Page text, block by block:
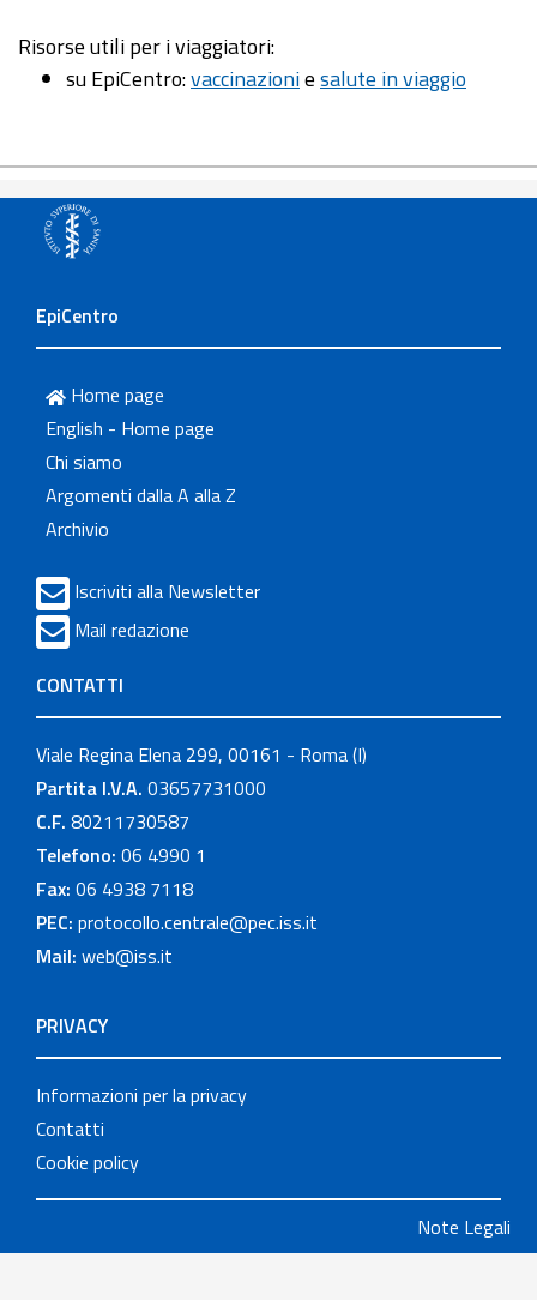
Risorse utili per i viaggiatori:
su EpiCentro:vaccinazioniesalute in viaggio
EpiCentro
Home page
English - Home page
Chi siamo
Argomenti dalla A alla Z
Archivio
Iscriviti alla Newsletter
Mail redazione
CONTATTI
Viale Regina Elena 299, 00161 - Roma (I)
Partita I.V.A. 03657731000
C.F. 80211730587
Telefono: 06 4990 1
Fax: 06 4938 7118
PEC: protocollo.centrale@pec.iss.it
Mail: web@iss.it
PRIVACY
Informazioni per la privacy
Contatti
Cookie policy
Note Legali